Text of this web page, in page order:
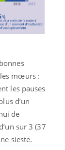
mœurs :
les pauses
d’un
de
sur 3 (37
sieste.